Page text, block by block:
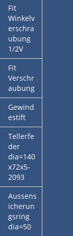
Fit
Winkelv
erschra
ubung
1/2V
Fit
Verschr
aubung
Gewind
estift
Tellerfe
der
dia=140
x72x5-
2093
Aussens
icherun
gsring
dia=50